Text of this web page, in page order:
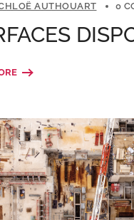
AUTHOUART 0